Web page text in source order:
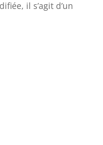
il s’agit d’un